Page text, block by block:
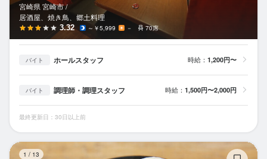
宮崎県 宮崎市 /
居酒屋、焼き鳥、郷土料理
3.32 ～￥5,999 － 70席
バイト ホールスタッフ 時給： 1,200円〜
バイト 調理師・調理スタッフ 時給： 1,500円〜2,000円
最終更新日：30日以上前
1 / 13